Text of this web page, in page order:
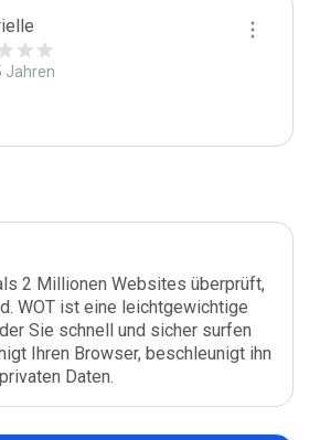
Jahren
2 Millionen Websites überprüft,
WOT ist eine leichtgewichtige
Sie schnell und sicher surfen
Ihren Browser, beschleunigt ihn
Daten.